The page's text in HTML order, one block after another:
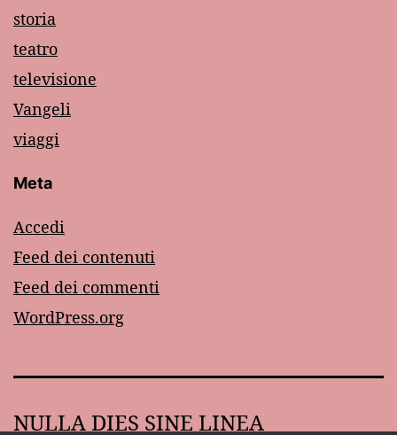
storia
teatro
televisione
Vangeli
viaggi
Meta
Accedi
Feed dei contenuti
Feed dei commenti
WordPress.org
NULLA DIES SINE LINEA